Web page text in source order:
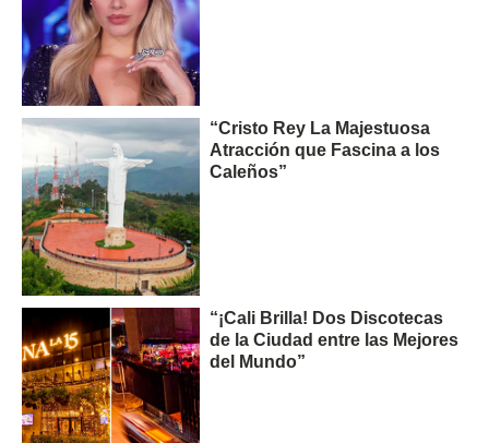
“Cristo Rey La Majestuosa
Atracción que Fascina a los
Caleños”
“¡Cali Brilla! Dos Discotecas
de la Ciudad entre las Mejores
del Mundo”